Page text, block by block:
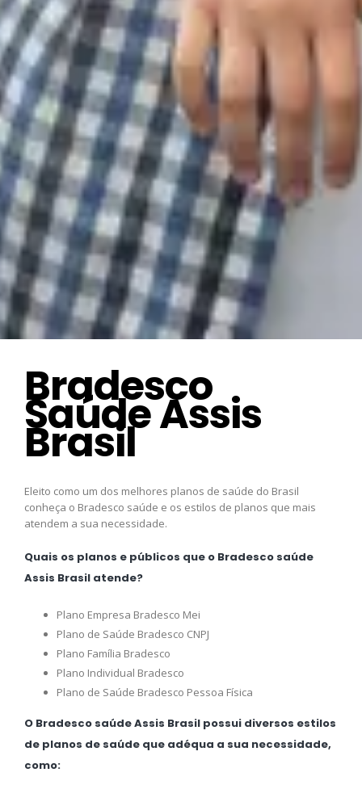
Bradesco
Saúde Assis
Brasil
Eleito como um dos melhores planos de saúde do Brasil
conheça o Bradesco saúde e os estilos de planos que mais
atendem a sua necessidade.
Quais os planos e públicos que o Bradesco saúde
Assis Brasil atende?
Plano Empresa Bradesco Mei
Plano de Saúde Bradesco CNPJ
Plano Família Bradesco
Plano Individual Bradesco
Plano de Saúde Bradesco Pessoa Física
O Bradesco saúde Assis Brasil possui diversos estilos
de planos de saúde que adéqua a sua necessidade,
como: